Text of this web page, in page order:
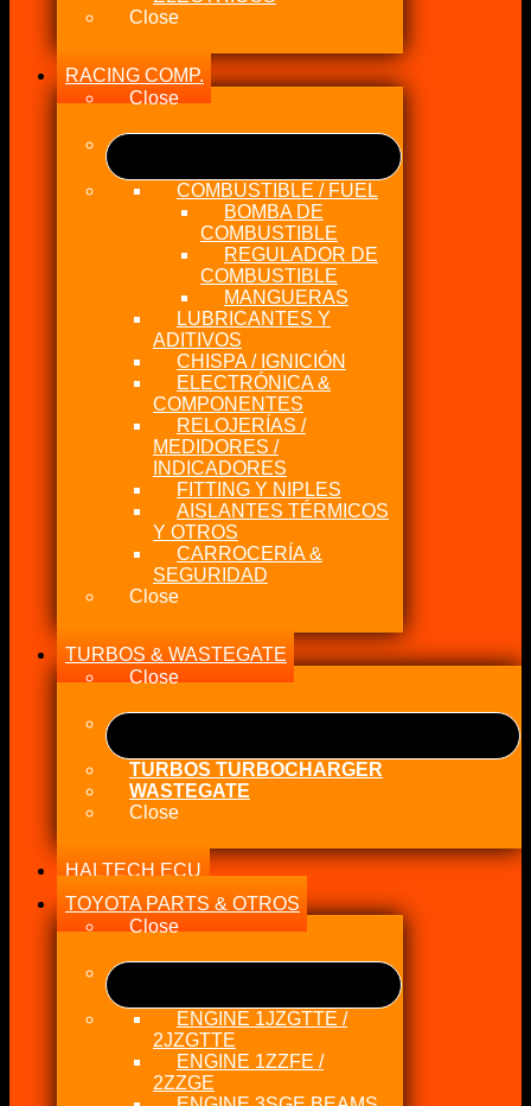
Close
RACING COMP.
Close
COMBUSTIBLE / FUEL
BOMBA DE
COMBUSTIBLE
REGULADOR DE
COMBUSTIBLE
MANGUERAS
LUBRICANTES Y
ADITIVOS
CHISPA / IGNICIÓN
ELECTRÓNICA &
COMPONENTES
RELOJERÍAS /
MEDIDORES /
INDICADORES
FITTING Y NIPLES
AISLANTES TÉRMICOS
Y OTROS
CARROCERÍA &
SEGURIDAD
Close
TURBOS & WASTEGATE
Close
TURBOS TURBOCHARGER
WASTEGATE
Close
HALTECH ECU
TOYOTA PARTS & OTROS
Close
ENGINE 1JZGTTE /
2JZGTTE
ENGINE 1ZZFE /
2ZZGE